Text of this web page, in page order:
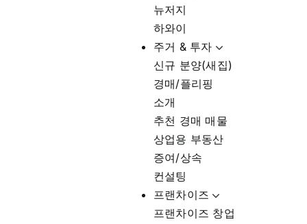
뉴저지
하와이
주거 & 투자
신규 분양(새집)
경매/플리핑
소개
추천 경매 매물
상업용 부동산
증여/상속
컨설팅
프랜차이즈
프랜차이즈 창업